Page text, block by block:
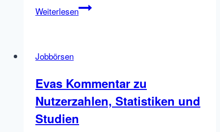
WeiterlesenInterview
Jobbörsen
Evas Kommentar zu
Nutzerzahlen, Statistiken und
Studien